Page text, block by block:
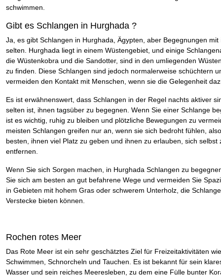
schwimmen.
Gibt es Schlangen in Hurghada ?
Ja, es gibt Schlangen in Hurghada, Ägypten, aber Begegnungen mit
selten. Hurghada liegt in einem Wüstengebiet, und einige
die Wüstenkobra und die Sandotter, sind in den umliegenden
zu finden. Diese Schlangen sind jedoch normalerweise schüchtern
vermeiden den Kontakt mit Menschen, wenn sie die Gelegenheit
Es ist erwähnenswert, dass Schlangen in der Regel nachts aktiver
selten ist, ihnen tagsüber zu begegnen. Wenn Sie einer Schlange
ist es wichtig, ruhig zu bleiben und plötzliche Bewegungen zu
meisten Schlangen greifen nur an, wenn sie sich bedroht fühlen,
besten, ihnen viel Platz zu geben und ihnen zu erlauben, sich selbst
entfernen.
Wenn Sie sich Sorgen machen, in Hurghada Schlangen zu
Sie sich am besten an gut befahrene Wege und vermeiden Sie
in Gebieten mit hohem Gras oder schwerem Unterholz, die
Verstecke bieten können.
Rochen rotes Meer
Das Rote Meer ist ein sehr geschätztes Ziel für Freizeitaktivitäten wie
Schwimmen, Schnorcheln und Tauchen. Es ist bekannt für sein
Wasser und sein reiches Meeresleben, zu dem eine Fülle bunter